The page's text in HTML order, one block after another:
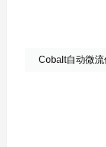
Cobalt自动微流